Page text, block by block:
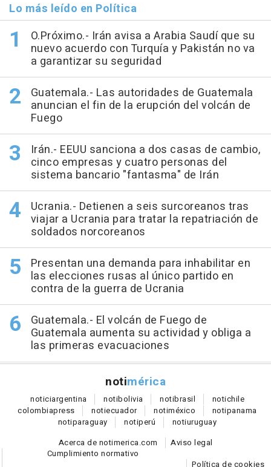
Lo más leído en Política
O.Próximo.- Irán avisa a Arabia Saudí que su
nuevo acuerdo con Turquía y Pakistán no va
a garantizar su seguridad
Guatemala.- Las autoridades de Guatemala
anuncian el fin de la erupción del volcán de
Fuego
Irán.- EEUU sanciona a dos casas de cambio,
cinco empresas y cuatro personas del
sistema bancario "fantasma" de Irán
Ucrania.- Detienen a seis surcoreanos tras
viajar a Ucrania para tratar la repatriación de
soldados norcoreanos
Presentan una demanda para inhabilitar en
las elecciones rusas al único partido en
contra de la guerra de Ucrania
Guatemala.- El volcán de Fuego de
Guatemala aumenta su actividad y obliga a
las primeras evacuaciones
notimérica
noticiargentina notibolivia notibrasil notichile
colombiapress notiecuador notiméxico notipanama
notiparaguay notiperú notiuruguay
Acerca de notimerica.com
Aviso legal
Cumplimiento normativo
Política de cookies